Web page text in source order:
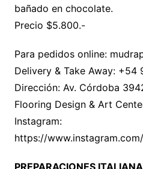
bañado en chocolate.
Precio $5.800.-
Para pedidos online:
Delivery & Take Away: +54
Dirección: Av. Córdoba
Flooring Design & Art
Instagram:
https://
PREPARACIONES